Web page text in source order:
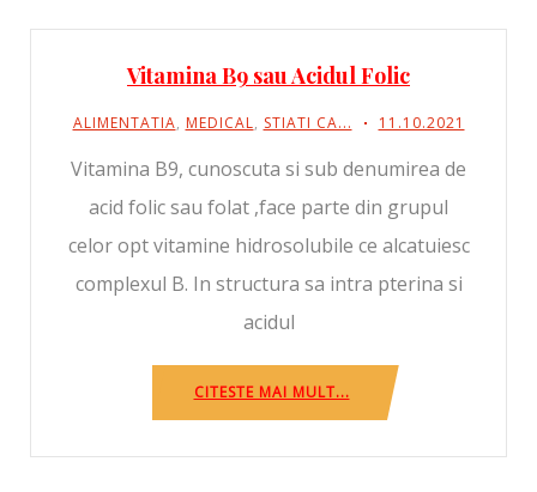
Vitamina B9 sau Acidul Folic
ALIMENTATIA, MEDICAL, STIATI CA... 11.10.2021
Vitamina B9, cunoscuta si sub denumirea de
acid folic sau folat ,face parte din grupul
celor opt vitamine hidrosolubile ce alcatuiesc
complexul B. In structura sa intra pterina si
acidul
CITESTE MAI MULT...